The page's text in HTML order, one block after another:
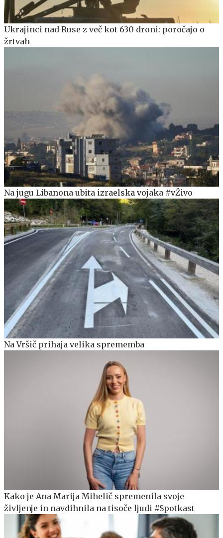
Ukrajinci nad Ruse z več kot 630 droni: poročajo o
žrtvah
Na jugu Libanona ubita izraelska vojaka #vŽivo
Na Vršič prihaja velika sprememba
Kako je Ana Marija Mihelič spremenila svoje
življenje in navdihnila na tisoče ljudi #Spotkast